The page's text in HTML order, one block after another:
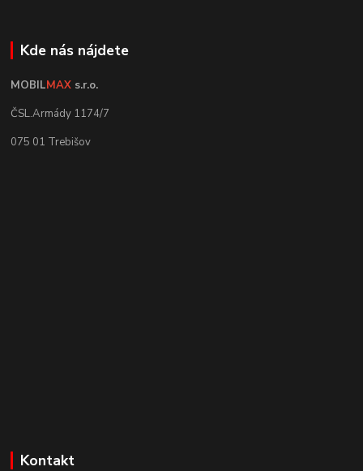
Kde nás nájdete
MOBILMAX s.r.o.
ČSL.Armády 1174/7
075 01 Trebišov
Kontakt